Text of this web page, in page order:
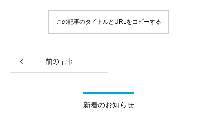
この記事のタイトルとURLをコピーする
前の記事
新着のお知らせ